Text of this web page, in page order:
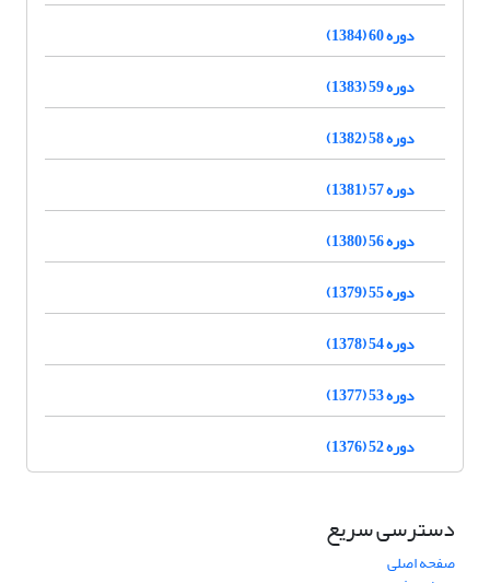
دوره 60 (1384)
دوره 59 (1383)
دوره 58 (1382)
دوره 57 (1381)
دوره 56 (1380)
دوره 55 (1379)
دوره 54 (1378)
دوره 53 (1377)
دوره 52 (1376)
دسترسی سریع
صفحه اصلی